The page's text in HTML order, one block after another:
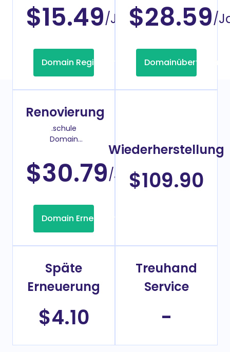
$15.49/Jahr
Domain Registrierung
$28.59/
Domainübertragung
Renovierung
.schule
Domain
$30.79/Jahr
Domain Erneuerung
Wiederherstellung
$109.90
Späte
Erneuerung
$4.10
Treuhand
Service
-